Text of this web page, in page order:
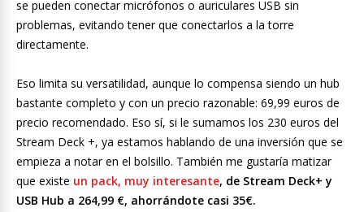
se pueden conectar micrófonos o auriculares USB sin
problemas, evitando tener que conectarlos a la torre
directamente.
Eso limita su versatilidad, aunque lo compensa siendo un hub
bastante completo y con un precio razonable: 69,99 euros de
precio recomendado. Eso sí, si le sumamos los 230 euros del
Stream Deck +, ya estamos hablando de una inversión que se
empieza a notar en el bolsillo. También me gustaría matizar
que existe un pack, muy interesante, de Stream Deck+ y
USB Hub a 264,99 €, ahorrándote casi 35€.